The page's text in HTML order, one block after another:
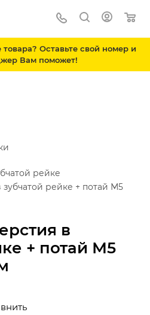
Оставьте свой номер и
Вам поможет!
в
+ потай М5
рейке
зубчатой рейке + потай М5